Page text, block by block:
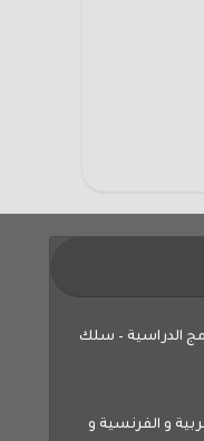
الدراسية – سلك
و الفرنسية و